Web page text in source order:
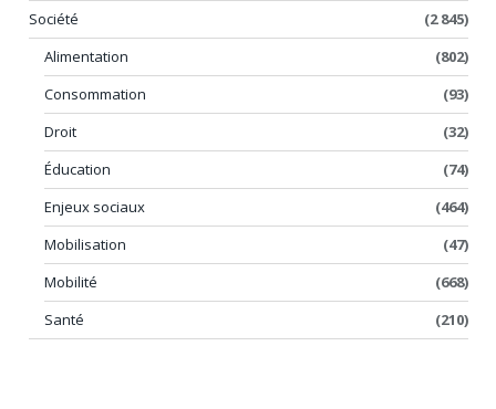
Société
(2 845)
Alimentation
(802)
Consommation
(93)
Droit
(32)
Éducation
(74)
Enjeux sociaux
(464)
Mobilisation
(47)
Mobilité
(668)
Santé
(210)